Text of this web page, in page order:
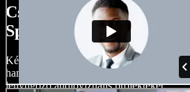
Csak egy kis ízelítő
Speechify Studio-val
Készítsen hangalámondásokat, adjon
hangokat, videókat, klónozza le a
lenyűgöző audiovizuális projekteket.